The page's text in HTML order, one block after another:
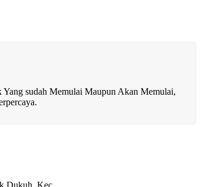
sudah Memulai Maupun Akan Memulai,
Dukuh, Kec.